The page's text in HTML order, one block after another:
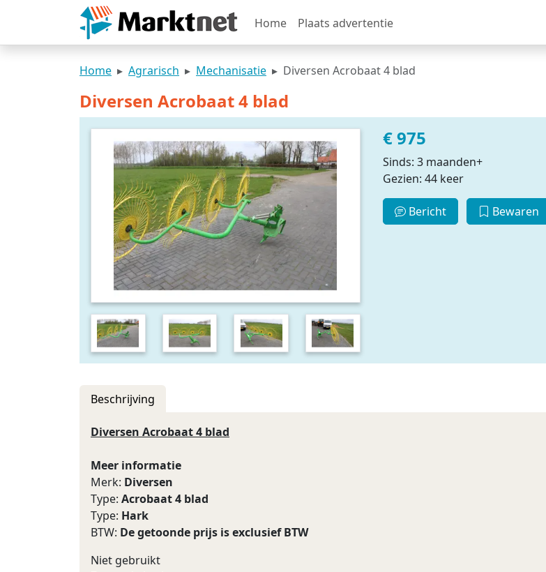
Home Plaats advertentie
Home Agrarisch Mechanisatie Diversen Acrobaat 4 blad
Diversen Acrobaat 4 blad
€ 975
Sinds: 3 maanden+
Gezien: 44 keer
Bericht Bewaren
Beschrijving
Diversen Acrobaat 4 blad
Meer informatie
Merk: Diversen
Type: Acrobaat 4 blad
Type: Hark
BTW: De getoonde prijs is exclusief BTW
Niet gebruikt